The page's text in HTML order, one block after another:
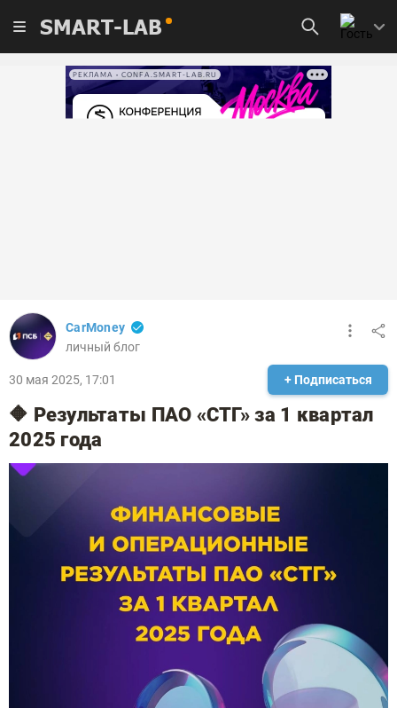
SMART-LAB
РЕКЛАМА • CONFA.SMART-LAB.RU
CarMoney
личный блог
30 мая 2025, 17:01 + Подписаться
🔶 Результаты ПАО «СТГ» за 1 квартал
2025 года